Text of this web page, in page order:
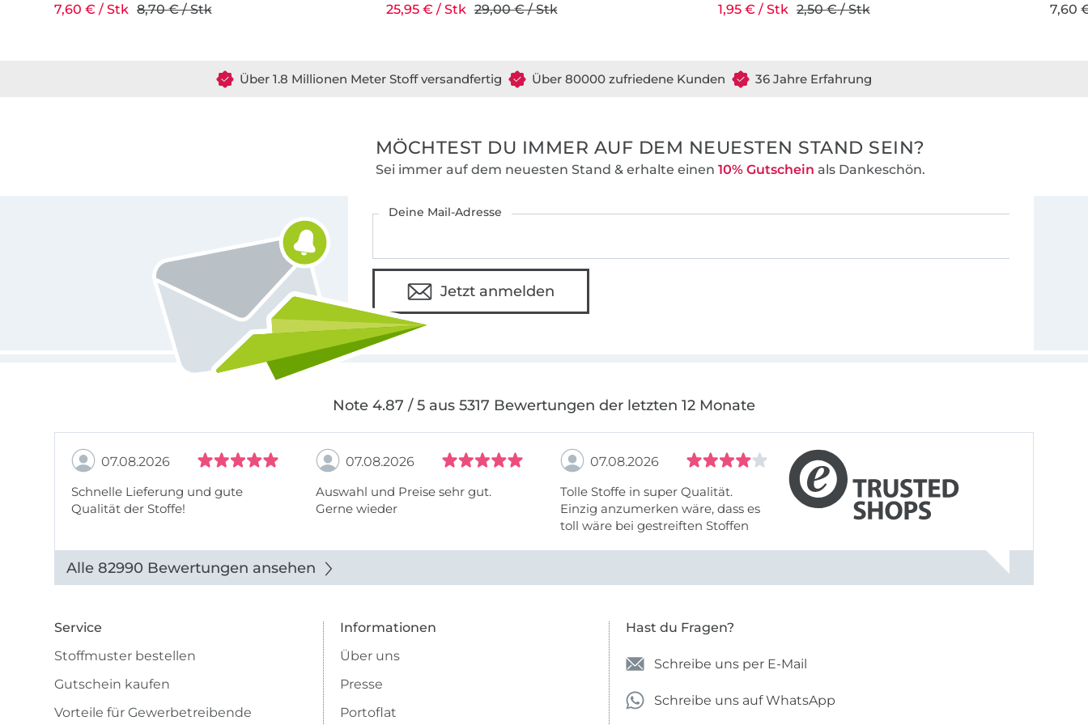
digitalisiert. Eingescannte Handschnitte werdet ihr bei
Umwelt zuliebe möglichst wenig gedruckt werden muss
und nur wenig Verschnitt anfällt.
7,60 € / Stk 8,70 € / Stk
25,95 € / Stk 29,00 € / Stk
1,95 € / Stk 2,50 € / Stk
7,60
Über 1.8 Millionen Meter Stoff versandfertig Über 80000 zufriedene Kunden 36 Jahre Erfahrung
MÖCHTEST DU IMMER AUF DEM NEUESTEN STAND SEIN?
Sei immer auf dem neuesten Stand & erhalte einen 10% Gutschein als Dankeschön.
Deine Mail-Adresse
Jetzt anmelden
Note 4.87 / 5 aus 5317 Bewertungen der letzten 12 Monate
07.08.2026
Schnelle Lieferung und gute
Qualität der Stoffe!
07.08.2026
Auswahl und Preise sehr gut.
Gerne wieder
07.08.2026
Tolle Stoffe in super Qualität.
Einzig anzumerken wäre, dass es
toll wäre bei gestreiften Stoffen
Alle 82990 Bewertungen ansehen
Service
Stoffmuster bestellen
Gutschein kaufen
Vorteile für Gewerbetreibende
Informationen
Über uns
Presse
Portoflat
Hast du Fragen?
Schreibe uns per E-Mail
Schreibe uns auf WhatsApp